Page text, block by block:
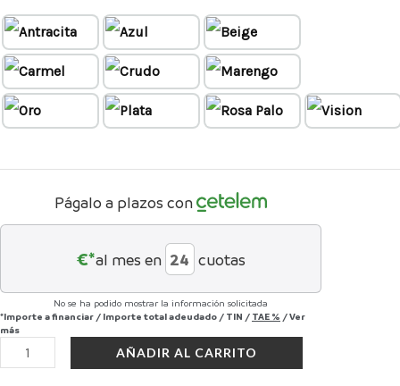
Págalo a plazos con
€*al mes en cuotas
No se ha podido mostrar la información solicitada
*Importe a financiar / Importe total adeudado / TIN / TAE % /Ver
más
AÑADIR AL CARRITO